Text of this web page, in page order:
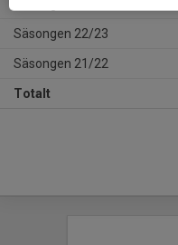
Säsongen 22/23
Säsongen 21/22
Totalt